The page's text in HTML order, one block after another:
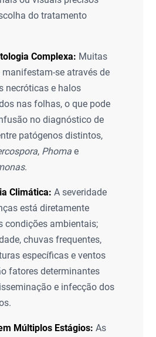
do tratamento
Complexa: Muitas
manifestam-se através de
necróticas e halos
nas folhas, o que pode
no diagnóstico de
patógenos distintos,
, Phoma e
.
Climática: A severidade
está diretamente
condições ambientais;
chuvas frequentes,
específicas e ventos
fatores determinantes
e infecção dos
Múltiplos Estágios: As